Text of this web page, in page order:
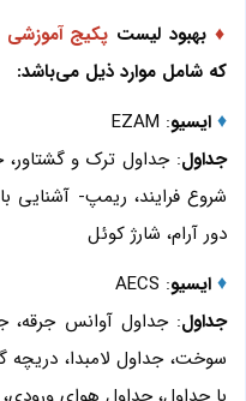
♦بهبود لیستپکیج
که شامل موارد ذیل می‌باشد:
♦ ایسیو: EZAM
جداول: جداول ترک و
شروع فرایند، ریمپ- آشنایی با
دور آرام، شارژ کوئل
♦ ایسیو: AECS
جداول: جداول آوانس جرقه،
سوخت، جداول لامبدا، دریچه